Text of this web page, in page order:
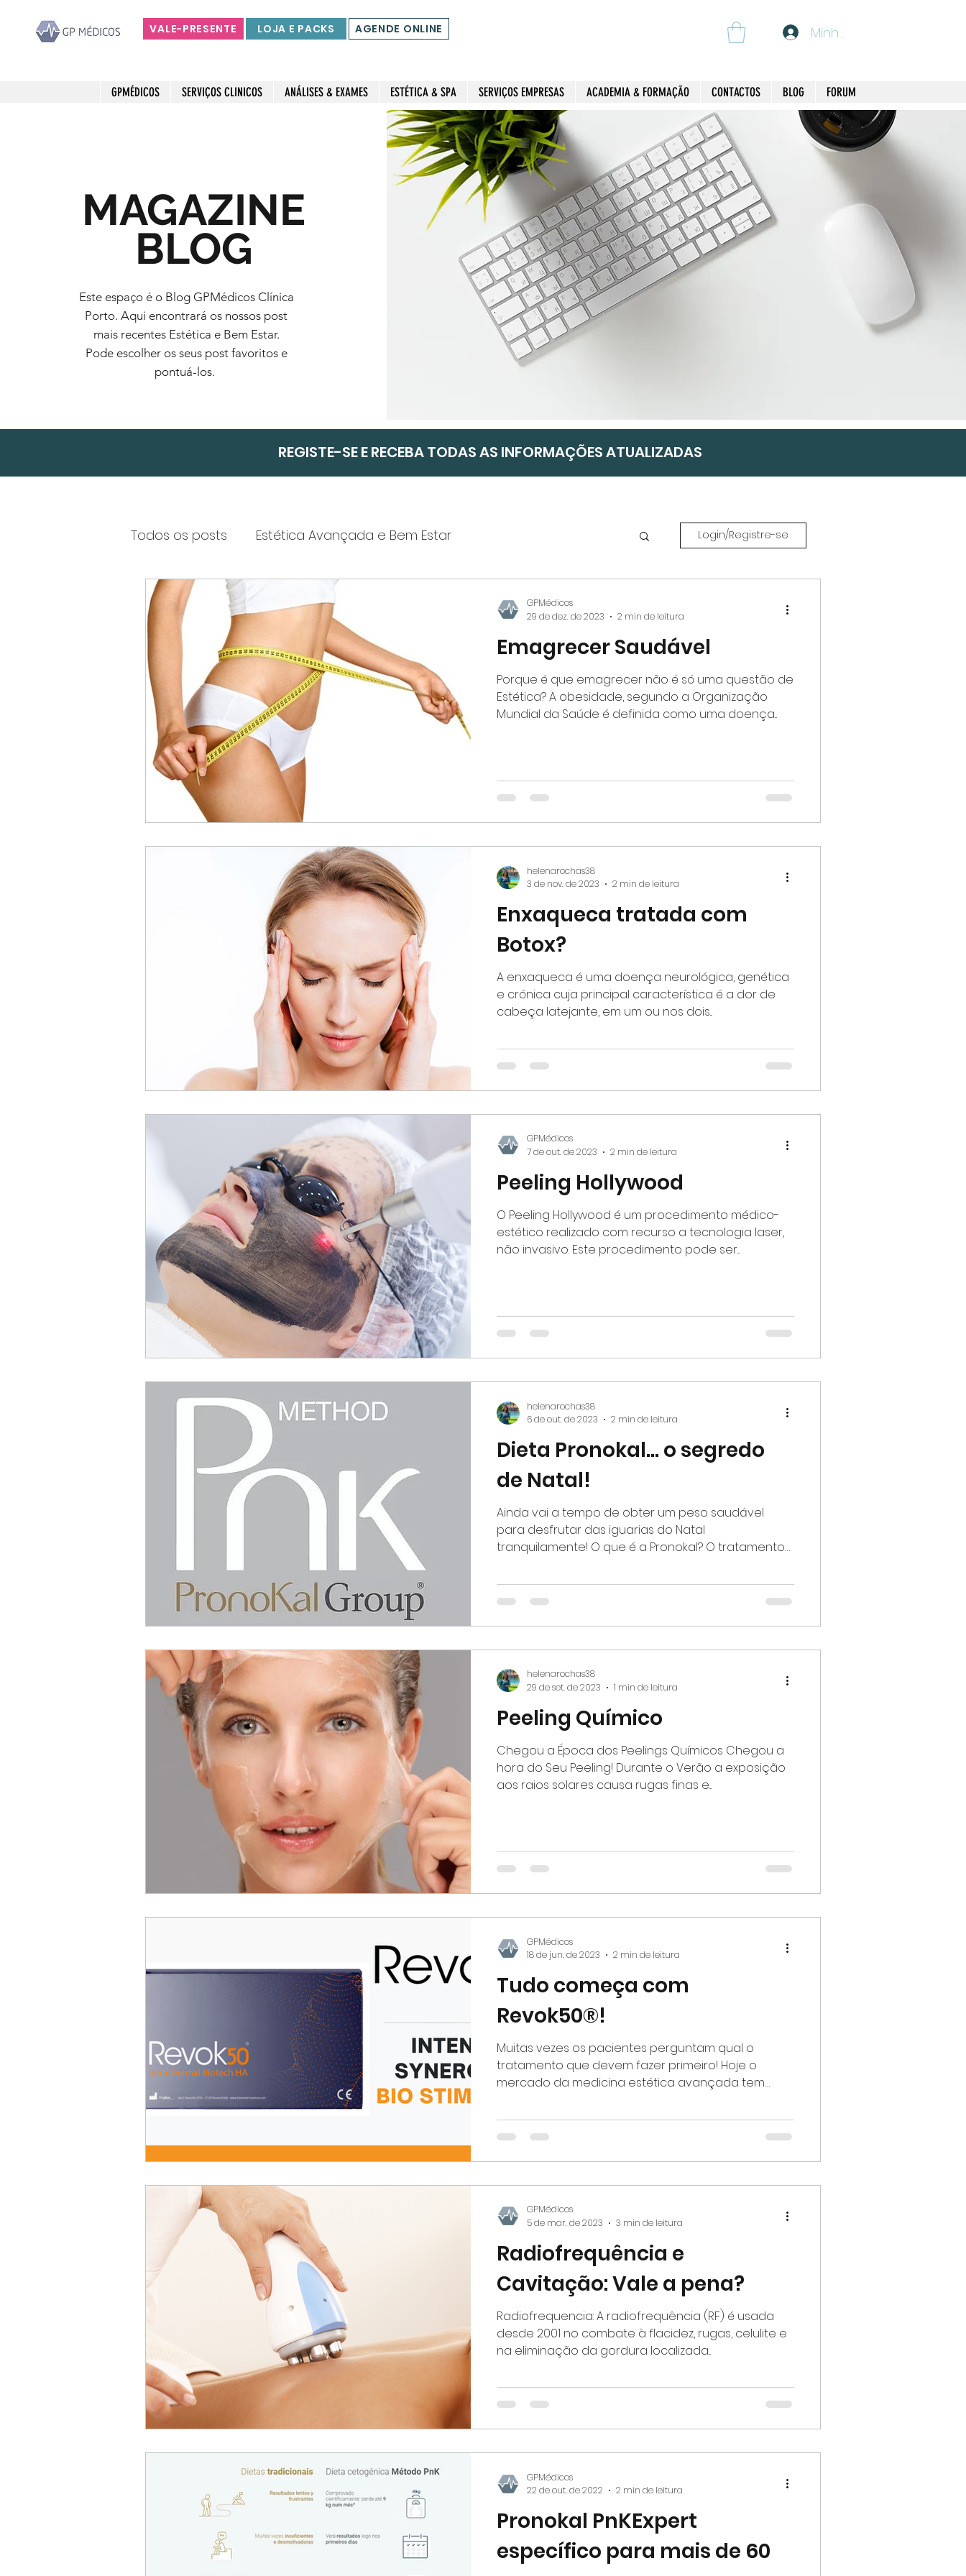
VALE-PRESENTE LOJA E PACKS AGENDE ONLINE Minha Conta
GPMÉDICOS SERVIÇOS CLINICOS ANÁLISES & EXAMES ESTÉTICA & SPA SERVIÇOS EMPRESAS ACADEMIA & FORMAÇÃO CONTACTOS BLOG FORUM
MAGAZINE
BLOG
Este espaço é o Blog GPMédicos Clínica
Porto. Aqui encontrará os nossos post
mais recentes Estética e Bem Estar.
Pode escolher os seus post favoritos e
pontuá-los.
REGISTE-SE E RECEBA TODAS AS INFORMAÇÕES ATUALIZADAS
Todos os posts Estética Avançada e Bem Estar
Emagrecimento e Nutrição
Consultas, Saúde e Bem Estar
Login/Registre-se
Emagrecer Saudável
Porque é que emagrecer não é só uma questão de
Estética? A obesidade, segundo a Organização
Mundial da Saúde é definida como uma doença...
GPMédicos
29 de dez. de 2023
2 min de leitura
Enxaqueca tratada com
Botox?
A enxaqueca é uma doença neurológica, genética
e crónica cuja principal característica é a dor de
cabeça latejante, em um ou nos dois...
helenarochas38
3 de nov. de 2023
2 min de leitura
Peeling Hollywood
O Peeling Hollywood é um procedimento médico-
estético realizado com recurso a tecnologia laser,
não invasivo. Este procedimento pode ser...
GPMédicos
7 de out. de 2023
2 min de leitura
Dieta Pronokal... o segredo
de Natal!
Ainda vai a tempo de obter um peso saudável
para desfrutar das iguarias do Natal
tranquilamente! O que é a Pronokal? O tratamento
helenarochas38
6 de out. de 2023
2 min de leitura
Peeling Químico
Chegou a Época dos Peelings Químicos Chegou a
hora do Seu Peeling! Durante o Verão a exposição
aos raios solares causa rugas finas e...
helenarochas38
29 de set. de 2023
1 min de leitura
Tudo começa com
Revok50®!
Muitas vezes os pacientes perguntam qual o
tratamento que devem fazer primeiro! Hoje o
mercado da medicina estética avançada tem
GPMédicos
18 de jun. de 2023
2 min de leitura
Radiofrequência e
Cavitação: Vale a pena?
Radiofrequencia: A radiofrequência (RF) é usada
desde 2001 no combate à flacidez, rugas, celulite e
na eliminação da gordura localizada...
GPMédicos
5 de mar. de 2023
3 min de leitura
Pronokal PnKExpert
específico para mais de 60
GPMédicos
22 de out. de 2022
2 min de leitura